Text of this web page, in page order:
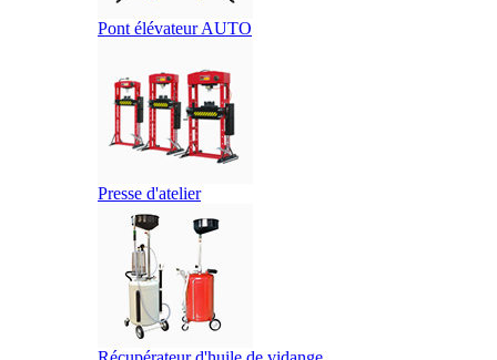
Pont élévateur AUTO
Presse d'atelier